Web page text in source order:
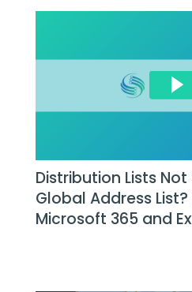
Distribution Lists
Global Address List?
Microsoft 365 and